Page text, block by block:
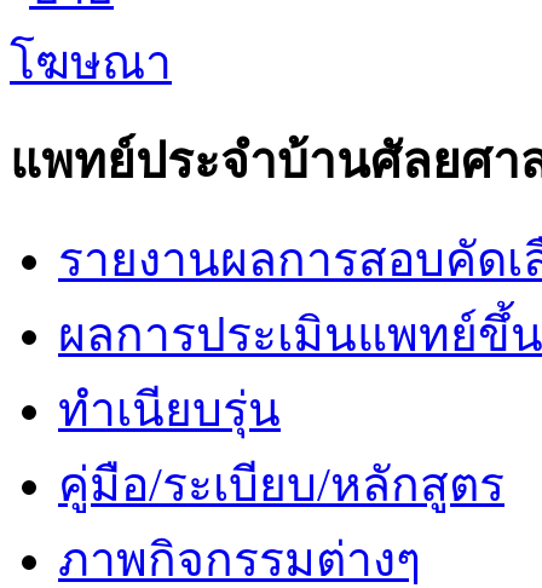
แพทย์ประจำบ้านศัลยศา
รายงานผลการสอบคัดเ
ผลการประเมินแพทย์ขึ้
ทำเนียบรุ่น
คู่มือ/ระเบียบ/หลักสูตร
ภาพกิจกรรมต่างๆ